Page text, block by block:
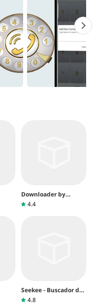
Downloader by
AFTVnews
4.4
Seekee - Buscador de
vídeo&IA
4.8